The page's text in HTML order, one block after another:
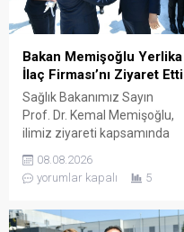
sayıda ülkeye ihraç eden
DEVA Holding’in Çerkezköy
Bakan Memişoğlu Yerlika
İlaç Firması’nı Ziyaret Etti
Sağlık Bakanımız Sayın
Prof. Dr. Kemal Memişoğlu,
ilimiz ziyareti kapsamında
ilaç üretimi yapan Yerlika
İlaç Sanayi ve Ticaret
Anonim Şirketi’nin
yer alan fabrikasını ziyaret
08.08.2026
yorumlar kapalı
5